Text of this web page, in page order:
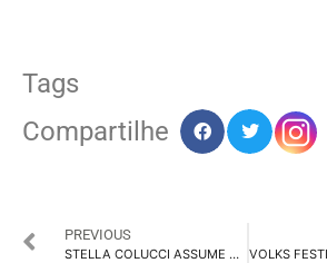
Tags
Compartilhe
PREVIOUS
STELLA COLUCCI ASSUME A DIRETORIA DE MARKETING DA MOTOROLA NO BRASIL